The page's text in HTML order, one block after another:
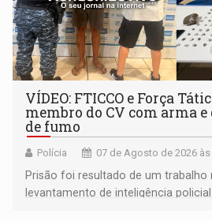
VÍDEO: FTICCO e Força
membro do CV com arma e
de fumo
Polícia 07 de Agosto de 2026 às
Prisão foi resultado de um trabalho
levantamento de inteligência policial